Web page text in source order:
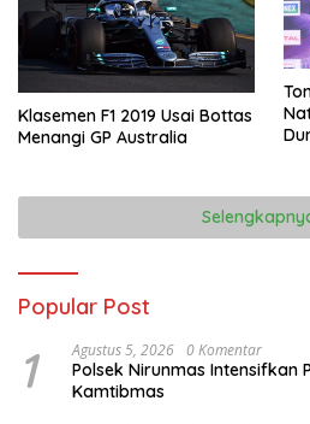
Klasemen F1 2019 Usai Bottas
Menangi GP Australia
Popular Post
1 Agustus 5, 2026 0 Komentar
Polsek Nirunmas Intensifkan
Kamtibmas